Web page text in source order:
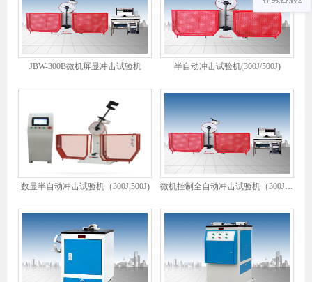
JBW-300B微机屏显冲击试验机 半自动冲击试验机(300J/500J)
数显半自动冲击试验机（300J,500J)